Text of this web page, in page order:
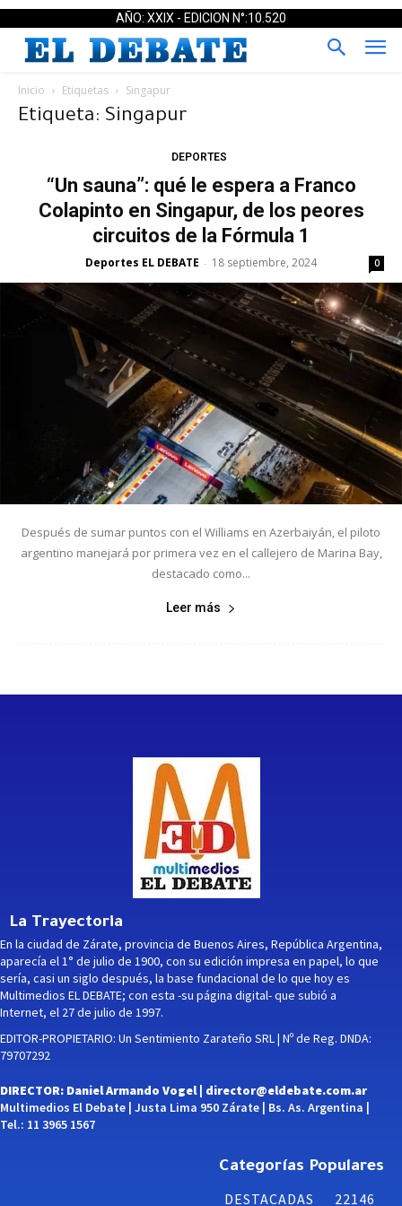
AÑO: XXIX - EDICION N°:10.520
Inicio Etiquetas Singapur
Etiqueta: Singapur
DEPORTES
“Un sauna”: qué le espera a Franco
Colapinto en Singapur, de los peores
circuitos de la Fórmula 1
Deportes EL DEBATE - 18 septiembre, 2024 0
Después de sumar puntos con el Williams en Azerbaiyán, el piloto
argentino manejará por primera vez en el callejero de Marina Bay,
destacado como...
Leer más
La Trayectoria
En la ciudad de Zárate, provincia de Buenos Aires, República Argentina,
aparecía el 1° de julio de 1900, con su edición impresa en papel, lo que
sería, casi un siglo después, la base fundacional de lo que hoy es
Multimedios EL DEBATE; con esta -su página digital- que subió a
Internet, el 27 de julio de 1997.
EDITOR-PROPIETARIO: Un Sentimiento Zarateño SRL | Nº de Reg. DNDA:
79707292
DIRECTOR: Daniel Armando Vogel | director@eldebate.com.ar
Multimedios El Debate | Justa Lima 950 Zárate | Bs. As. Argentina |
Tel.: 11 3965 1567
Categorías Populares
DESTACADAS
22146